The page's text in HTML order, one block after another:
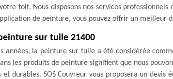
toit. Nous disposons nos services professionnels
de peinture, vous pouvez offrir un meilleur
sur tuile 21400
années, la peinture sur tuile a été considérée
les produits de peinture signifient que nous
et durables. SOS Couvreur vous proposera un devis